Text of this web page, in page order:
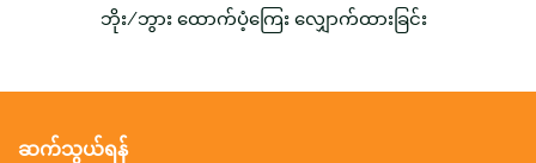
ဘိုး/ဘွား ထောက်ပံ့ကြေး လျှောက်ထားခြင်း
ဆက်သွယ်ရန်